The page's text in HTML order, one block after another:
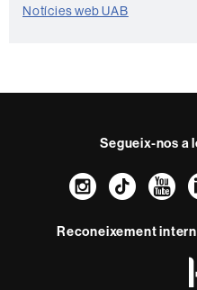
Notícies web UAB
Segueix-nos a
Reconeixement